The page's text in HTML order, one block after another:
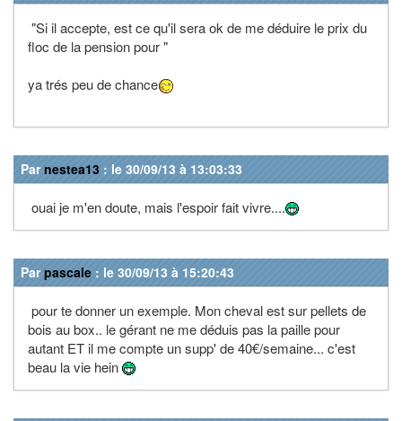
"Si il accepte, est ce qu'il sera ok de me déduire le prix du
floc de la pension pour "
ya trés peu de chance
Parnestea13 : le 30/09/13 à 13:03:33
ouai je m'en doute, mais l'espoir fait vivre....
Parpascale : le 30/09/13 à 15:20:43
pour te donner un exemple. Mon cheval est sur pellets de
bois au box.. le gérant ne me déduis pas la paille pour
autant ET il me compte un supp' de 40€/semaine... c'est
beau la vie hein